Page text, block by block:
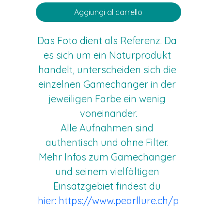
Aggiungi al carrello
Das Foto dient als Referenz. Da
es sich um ein Naturprodukt
handelt, unterscheiden sich die
einzelnen Gamechanger in der
jeweiligen Farbe ein wenig
voneinander.
Alle Aufnahmen sind
authentisch und ohne Filter.
Mehr Infos zum Gamechanger
und seinem vielfältigen
Einsatzgebiet findest du
hier: https://www.pearllure.ch/p